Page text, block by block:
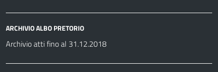
ARCHIVIO ALBO PRETORIO
Archivio atti fino al 31.12.2018